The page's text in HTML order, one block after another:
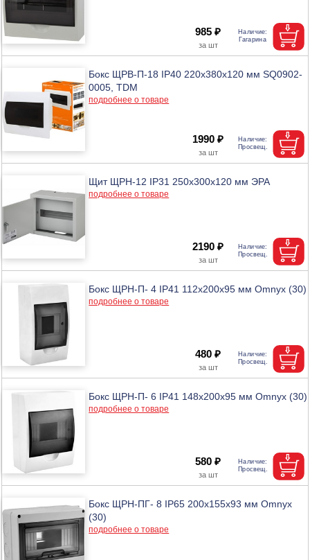
985 ₽
Бокс ЩРВ-П-18 IP40 220х380х120 мм SQ0902-
0005, TDM
подробнее о товаре
1990 ₽
Щит ЩРН-12 IP31 250х300х120 мм ЭРА
подробнее о товаре
2190 ₽
Бокс ЩРН-П- 4 IP41 112х200х95 мм Omnyx (30)
подробнее о товаре
480 ₽
Бокс ЩРН-П- 6 IP41 148х200х95 мм Omnyx (30)
подробнее о товаре
580 ₽
Бокс ЩРН-ПГ- 8 IP65 200х155х93 мм Omnyx
(30)
подробнее о товаре